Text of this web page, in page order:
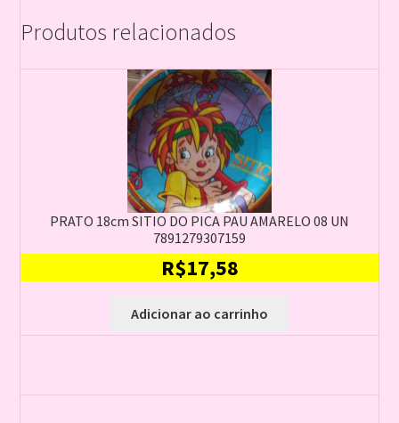
Produtos relacionados
PRATO 18cm SITIO DO PICA PAU AMARELO 08 UN
7891279307159
R$17,58
Adicionar ao carrinho